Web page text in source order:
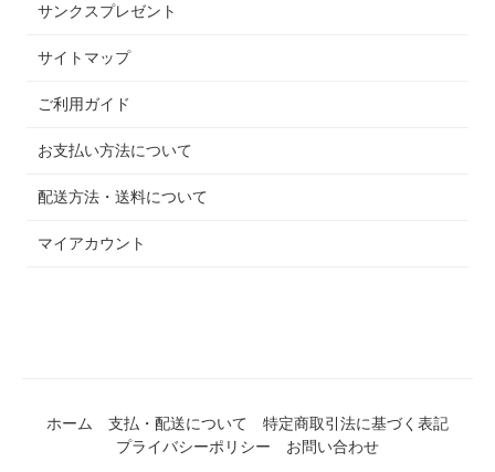
サンクスプレゼント
サイトマップ
ご利用ガイド
お支払い方法について
配送方法・送料について
マイアカウント
ホーム 支払・配送について
特定商取引法に基づく表記
プライバシーポリシー
お問い合わせ